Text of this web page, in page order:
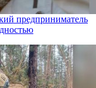
предприниматель